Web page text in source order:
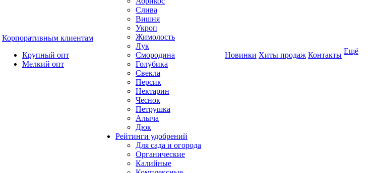
Корпоративным клиентам
Крупный опт
Мелкий опт
Слива
Вишня
Укроп
Жимолость
Лук
Смородина
Голубика
Свекла
Персик
Нектарин
Чеснок
Петрушка
Алыча
Дюк
Рейтинги удобрений
Для сада и огорода
Органические
Калийные
Новинки Хиты продаж Контакты Ещё